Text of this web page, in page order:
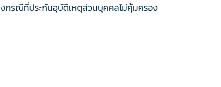
กรณีที่ประกันอุบัติเหตุส่วนบุคคลไม่คุ้มครอง